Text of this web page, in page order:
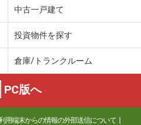
中古一戸建て
投資物件を探す
倉庫/トランクルーム
PC版へ
用端末からの情報の外部送信について